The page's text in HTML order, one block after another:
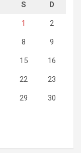
S D
1 2
8 9
15 16
22 23
29 30